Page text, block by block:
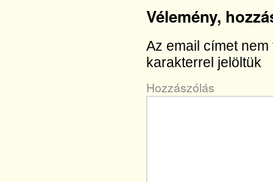
Vélemény,
Az email címet
karakterrel jelöltük
Hozzászólás